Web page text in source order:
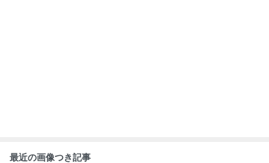
最近の画像つき記事